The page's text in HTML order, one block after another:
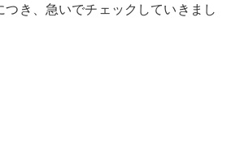
つき、急いでチェックしていきまし